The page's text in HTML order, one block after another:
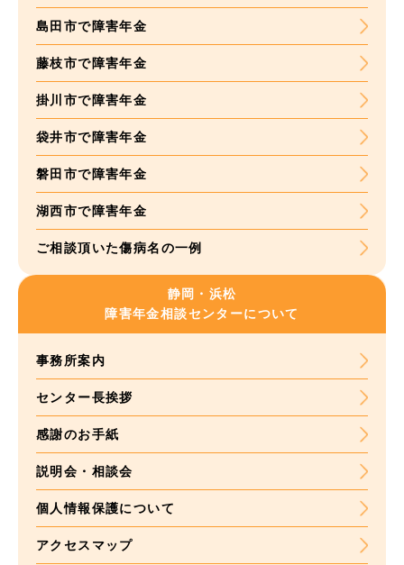
島田市で障害年金
藤枝市で障害年金
掛川市で障害年金
袋井市で障害年金
磐田市で障害年金
湖西市で障害年金
ご相談頂いた傷病名の一例
静岡・浜松
障害年金相談センターについて
事務所案内
センター長挨拶
感謝のお手紙
説明会・相談会
個人情報保護について
アクセスマップ